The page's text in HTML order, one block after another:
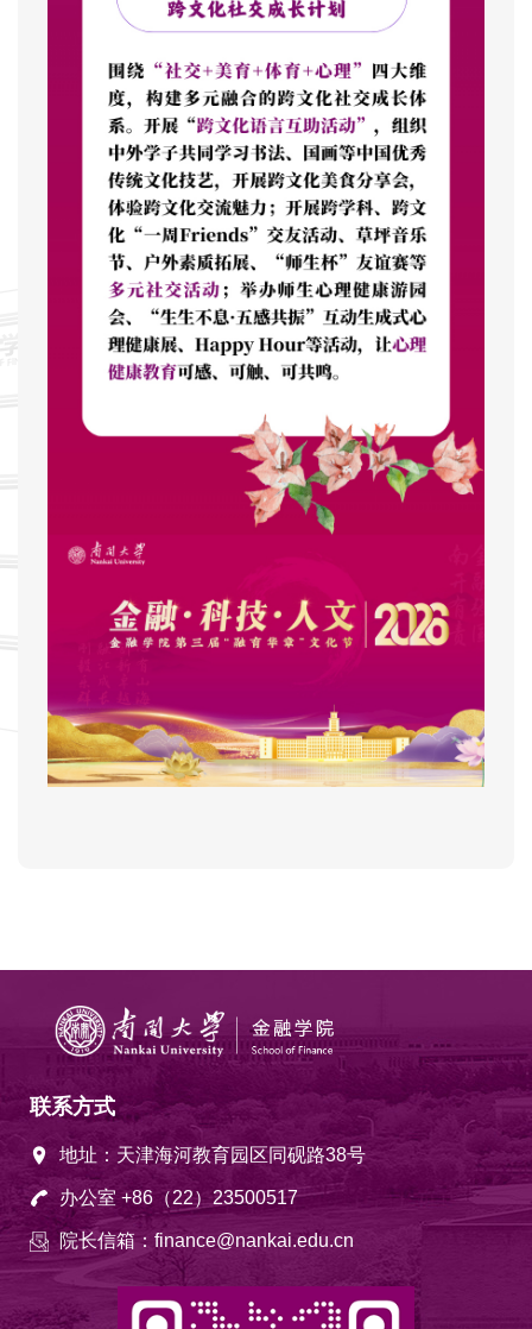
联系方式
地址：天津海河教育园区同砚路38号
办公室 +86（22）23500517
院长信箱：finance@nankai.edu.cn